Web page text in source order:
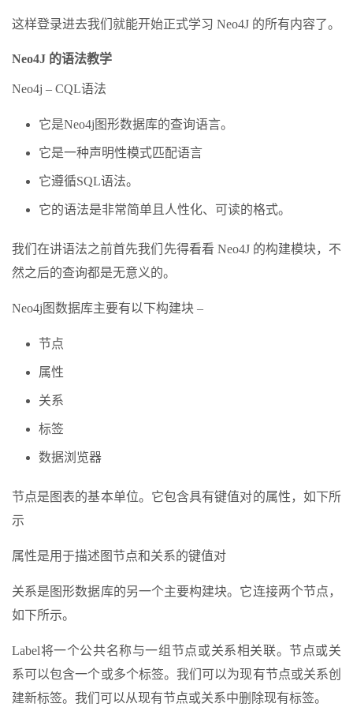
这样登录进去我们就能开始正式学习 Neo4J 的所有内容了。
Neo4J 的语法教学
Neo4j – CQL语法
它是Neo4j图形数据库的查询语言。
它是一种声明性模式匹配语言
它遵循SQL语法。
它的语法是非常简单且人性化、可读的格式。
我们在讲语法之前首先我们先得看看 Neo4J 的构建模块，不
然之后的查询都是无意义的。
Neo4j图数据库主要有以下构建块 –
节点
属性
关系
标签
数据浏览器
节点是图表的基本单位。它包含具有键值对的属性，如下所
示
属性是用于描述图节点和关系的键值对
关系是图形数据库的另一个主要构建块。它连接两个节点，
如下所示。
Label将一个公共名称与一组节点或关系相关联。节点或关
系可以包含一个或多个标签。我们可以为现有节点或关系创
建新标签。我们可以从现有节点或关系中删除现有标签。